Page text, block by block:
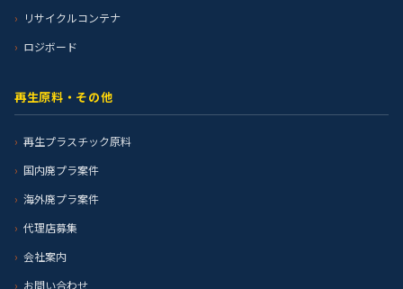
リサイクルコンテナ
ロジボード
再生原料・その他
再生プラスチック原料
国内廃プラ案件
海外廃プラ案件
代理店募集
会社案内
お問い合わせ